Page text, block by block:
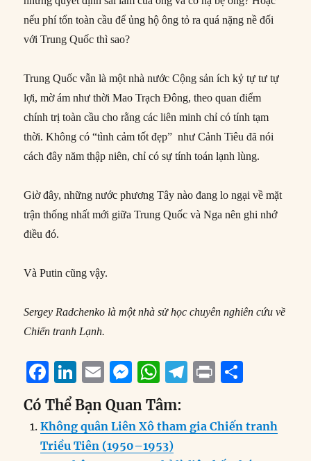
nếu phí tổn toàn cầu để ủng hộ ông tỏ ra quá nặng nề đối
với Trung Quốc thì sao?
Trung Quốc vẫn là một nhà nước Cộng sản ích kỷ tự tư tự
lợi, mờ ám như thời Mao Trạch Đông, theo quan điểm
chính trị toàn cầu cho rằng các liên minh chỉ có tính tạm
thời. Không có “tình cảm tốt đẹp” như Cảnh Tiêu đã nói
cách đây năm thập niên, chỉ có sự tính toán lạnh lùng.
Giờ đây, những nước phương Tây nào đang lo ngại về mặt
trận thống nhất mới giữa Trung Quốc và Nga nên ghi nhớ
điều đó.
Và Putin cũng vậy.
Sergey Radchenko là một nhà sử học chuyên nghiên cứu về
Chiến tranh Lạnh.
F
a
c
e
Li
n
k
e
E
m
ai
l
M
e
ss
e
W
h
at
s
T
e
g
P
n
t
a
re
Có Thể Bạn Quan Tâm:
Không quân Liên Xô tham gia Chiến tranh
Triều Tiên (1950–1953)